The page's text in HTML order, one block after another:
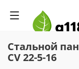
Стальной
CV 22-5-16